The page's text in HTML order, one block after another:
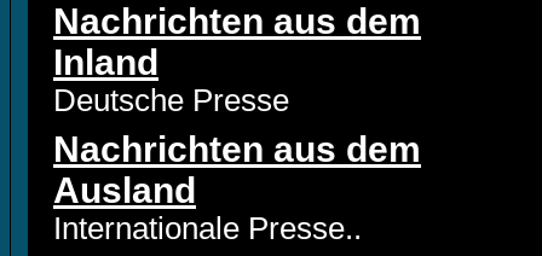
Nachrichten aus dem
Inland
Deutsche Presse
Nachrichten aus dem
Ausland
Internationale Presse..